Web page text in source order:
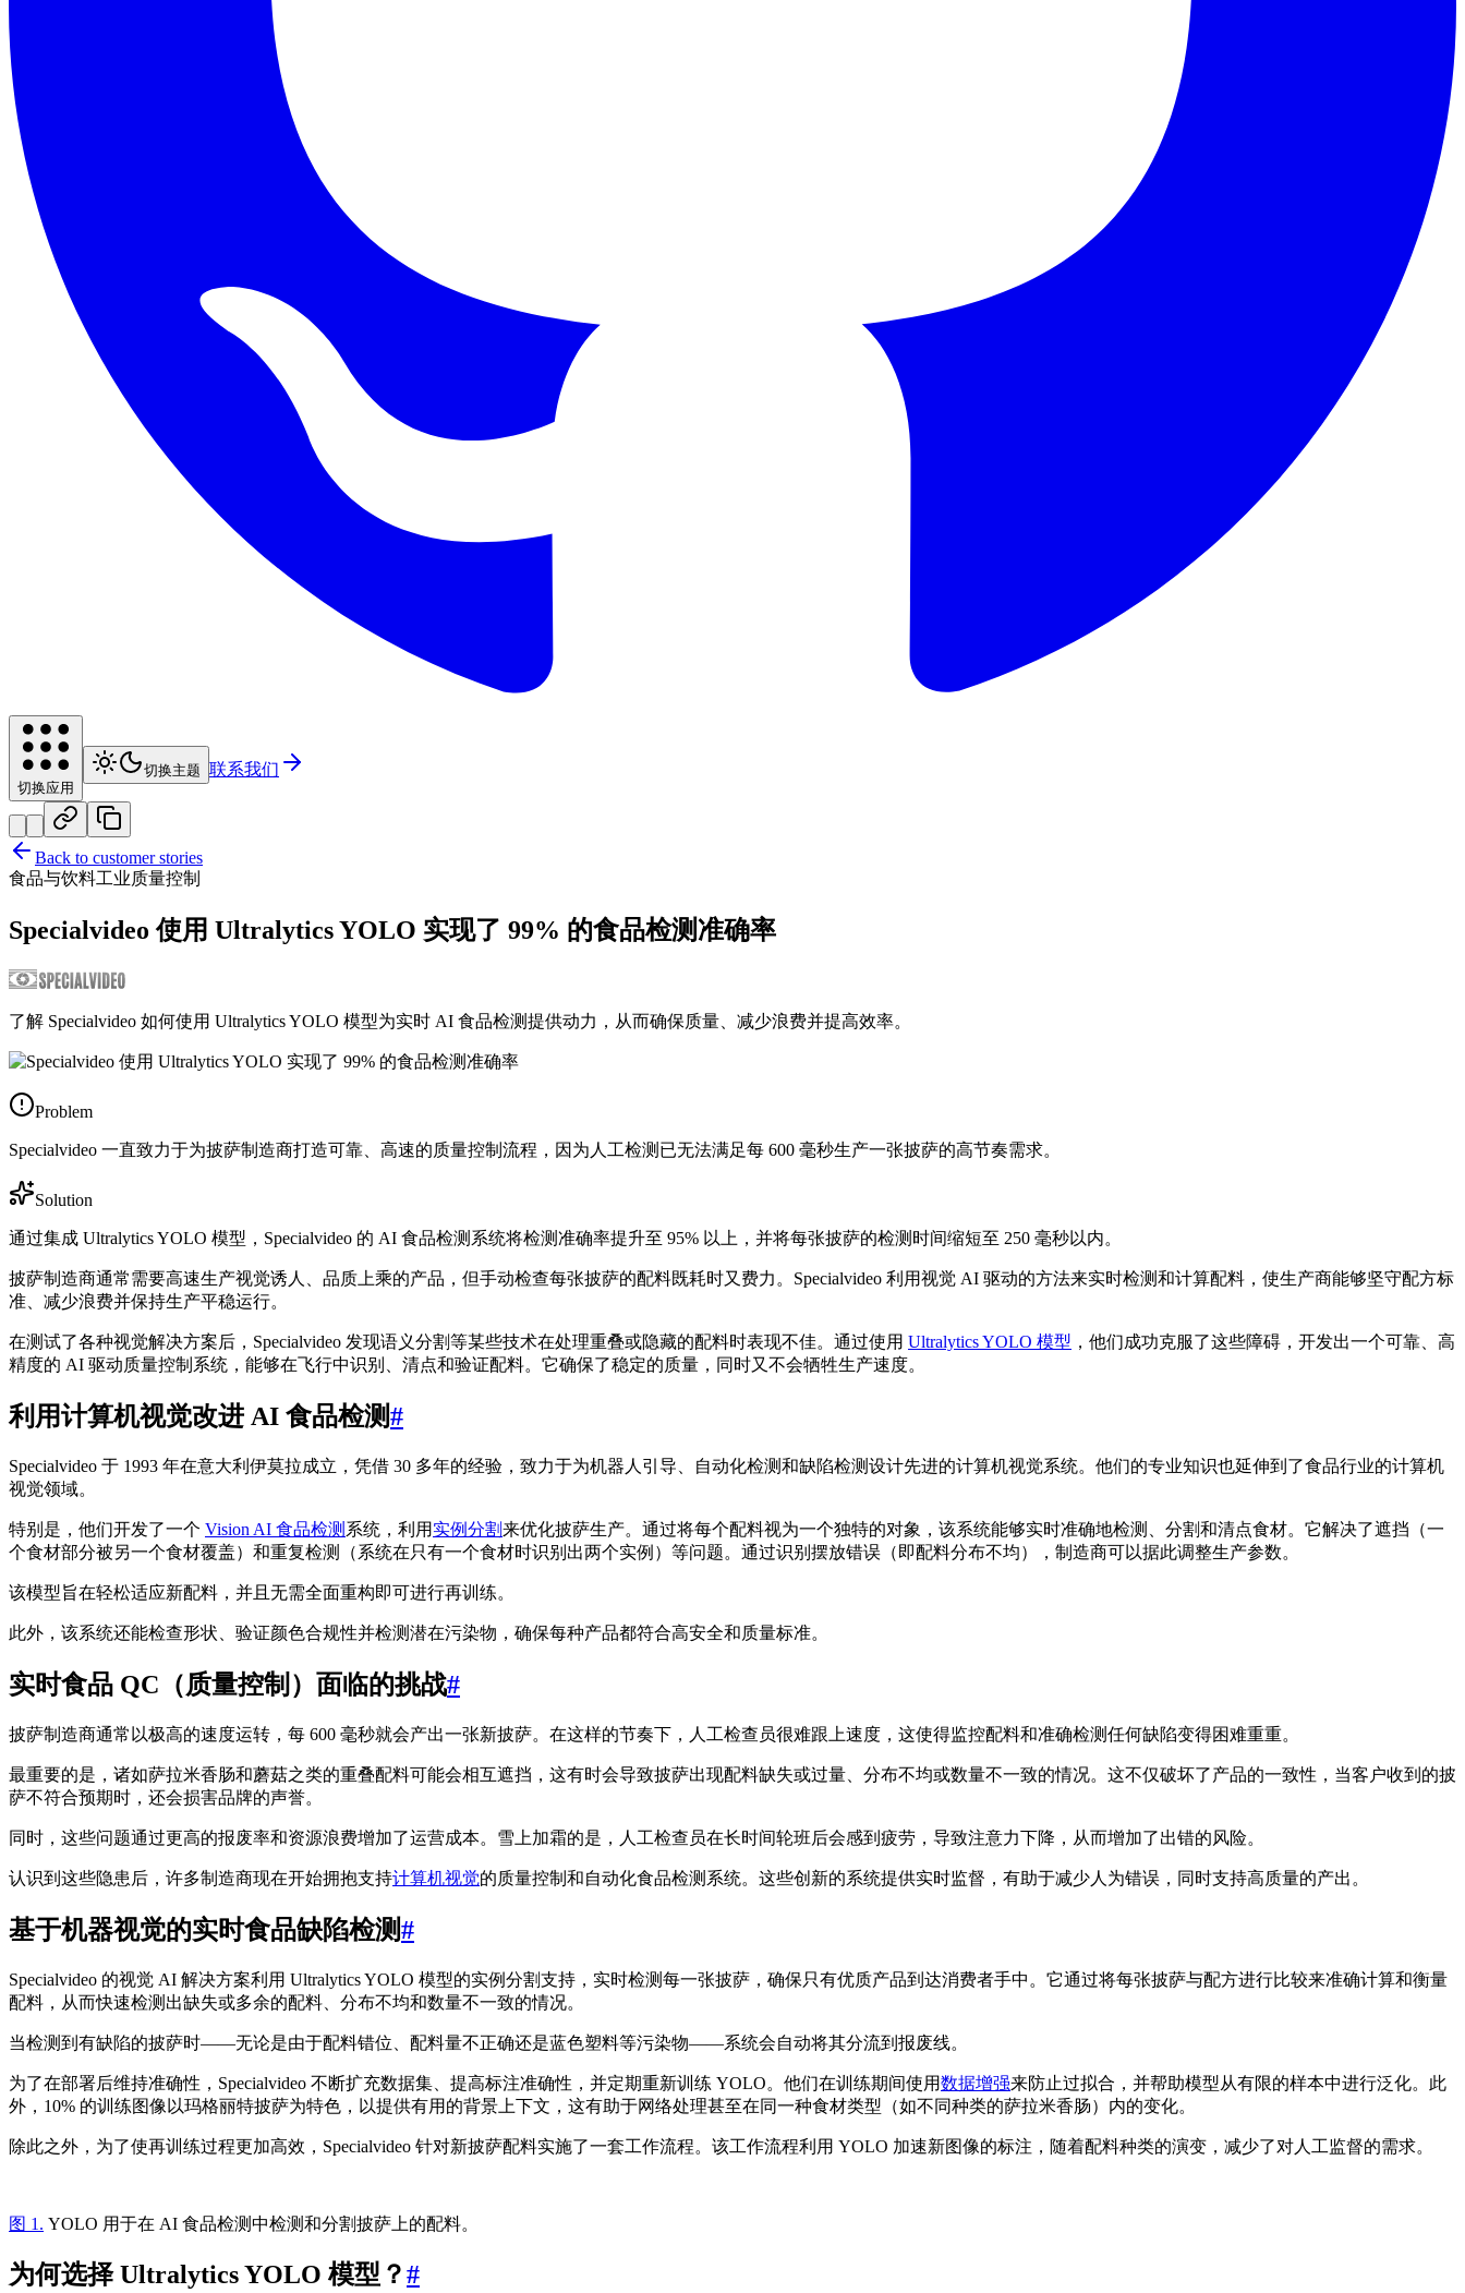
切换应用
切换主题 联系我们
Back to customer stories
食品与饮料工业质量控制
Specialvideo 使用 Ultralytics YOLO 实现了 99% 的食品检测准确率
了解 Specialvideo 如何使用 Ultralytics YOLO 模型为实时 AI 食品检测提供动力，从而确保质量、减少浪费并提高效率。
Problem
Specialvideo 一直致力于为披萨制造商打造可靠、高速的质量控制流程，因为人工检测已无法满足每 600 毫秒生产一张披萨的高节奏需求。
Solution
通过集成 Ultralytics YOLO 模型，Specialvideo 的 AI 食品检测系统将检测准确率提升至 95% 以上，并将每张披萨的检测时间缩短至 250 毫秒以内。
披萨制造商通常需要高速生产视觉诱人、品质上乘的产品，但手动检查每张披萨的配料既耗时又费力。Specialvideo 利用视觉 AI 驱动的方法来实时检测和计算配料，使生产商能够坚守配方标
准、减少浪费并保持生产平稳运行。
在测试了各种视觉解决方案后，Specialvideo 发现语义分割等某些技术在处理重叠或隐藏的配料时表现不佳。通过使用 Ultralytics YOLO 模型 ，他们成功克服了这些障碍，开发出一个可靠、高
精度的 AI 驱动质量控制系统，能够在飞行中识别、清点和验证配料。它确保了稳定的质量，同时又不会牺牲生产速度。
利用计算机视觉改进 AI 食品检测#
Specialvideo 于 1993 年在意大利伊莫拉成立，凭借 30 多年的经验，致力于为机器人引导、自动化检测和缺陷检测设计先进的计算机视觉系统。他们的专业知识也延伸到了食品行业的计算机
视觉领域。
特别是，他们开发了一个 Vision AI 食品检测 系统，利用 实例分割来优化披萨生产。通过将每个配料视为一个独特的对象，该系统能够实时准确地检测、分割和清点食材。它解决了遮挡（一
个食材部分被另一个食材覆盖）和重复检测（系统在只有一个食材时识别出两个实例）等问题。通过识别摆放错误（即配料分布不均），制造商可以据此调整生产参数。
该模型旨在轻松适应新配料，并且无需全面重构即可进行再训练。
此外，该系统还能检查形状、验证颜色合规性并检测潜在污染物，确保每种产品都符合高安全和质量标准。
实时食品 QC（质量控制）面临的挑战#
披萨制造商通常以极高的速度运转，每 600 毫秒就会产出一张新披萨。在这样的节奏下，人工检查员很难跟上速度，这使得监控配料和准确检测任何缺陷变得困难重重。
最重要的是，诸如萨拉米香肠和蘑菇之类的重叠配料可能会相互遮挡，这有时会导致披萨出现配料缺失或过量、分布不均或数量不一致的情况。这不仅破坏了产品的一致性，当客户收到的披
萨不符合预期时，还会损害品牌的声誉。
同时，这些问题通过更高的报废率和资源浪费增加了运营成本。雪上加霜的是，人工检查员在长时间轮班后会感到疲劳，导致注意力下降，从而增加了出错的风险。
认识到这些隐患后，许多制造商现在开始拥抱支持计算机视觉的质量控制和自动化食品检测系统。这些创新的系统提供实时监督，有助于减少人为错误，同时支持高质量的产出。
基于机器视觉的实时食品缺陷检测#
Specialvideo 的视觉 AI 解决方案利用 Ultralytics YOLO 模型的实例分割支持，实时检测每一张披萨，确保只有优质产品到达消费者手中。它通过将每张披萨与配方进行比较来准确计算和衡量
配料，从而快速检测出缺失或多余的配料、分布不均和数量不一致的情况。
当检测到有缺陷的披萨时——无论是由于配料错位、配料量不正确还是蓝色塑料等污染物——系统会自动将其分流到报废线。
为了在部署后维持准确性，Specialvideo 不断扩充数据集、提高标注准确性，并定期重新训练 YOLO。他们在训练期间使用数据增强来防止过拟合，并帮助模型从有限的样本中进行泛化。此
外，10% 的训练图像以玛格丽特披萨为特色，以提供有用的背景上下文，这有助于网络处理甚至在同一种食材类型（如不同种类的萨拉米香肠）内的变化。
除此之外，为了使再训练过程更加高效，Specialvideo 针对新披萨配料实施了一套工作流程。该工作流程利用 YOLO 加速新图像的标注，随着配料种类的演变，减少了对人工监督的需求。
图 1. YOLO 用于在 AI 食品检测中检测和分割披萨上的配料。
为何选择 Ultralytics YOLO 模型？#